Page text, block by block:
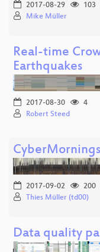
2017-08-29
103
Mike Müller
Real-time
Earthquakes
2017-08-30
4
Robert Steed
2017-09-02
200
Thies Müller (td00)
Data quality